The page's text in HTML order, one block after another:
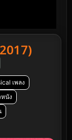
เพลง
นัง